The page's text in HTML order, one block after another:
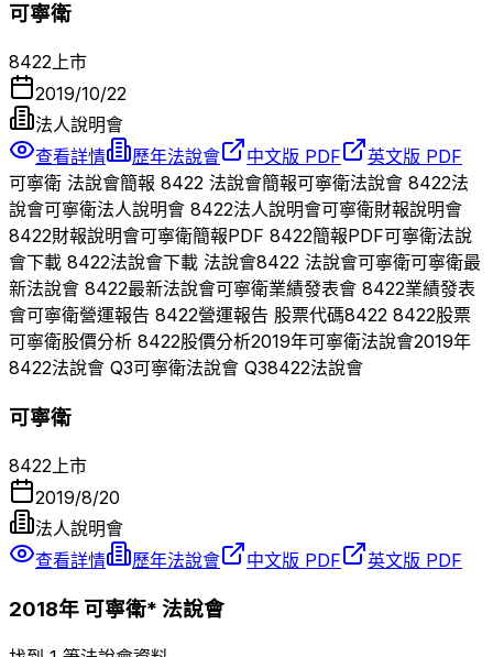
可寧衛
8422上市
2019/10/22
法人說明會
查看詳情
歷年法說會 中文版 PDF
英文版 PDF
可寧衛 法說會簡報 8422 法說會簡報可寧衛法說會 8422法
說會可寧衛法人說明會 8422法人說明會可寧衛財報說明會
8422財報說明會可寧衛簡報PDF 8422簡報PDF可寧衛法說
會下載 8422法說會下載 法說會8422 法說會可寧衛可寧衛最
新法說會 8422最新法說會可寧衛業績發表會 8422業績發表
會可寧衛營運報告 8422營運報告 股票代碼8422 8422股票
可寧衛股價分析 8422股價分析2019年可寧衛法說會2019年
8422法說會 Q3可寧衛法說會 Q38422法說會
可寧衛
8422 上市
2019/8/20
法人說明會
查看詳情
歷年法說會 中文版 PDF 英文版 PDF
2018年 可寧衛* 法說會